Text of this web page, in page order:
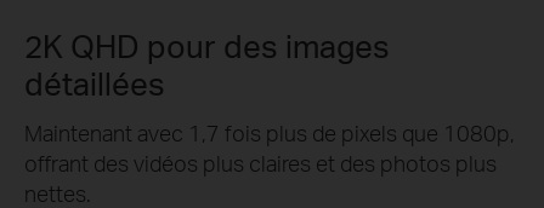
2K QHD pour des images
détaillées
Maintenant avec 1,7 fois plus de pixels que 1080p,
offrant des vidéos plus claires et des photos plus
nettes.